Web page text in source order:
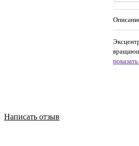
Написать отзыв